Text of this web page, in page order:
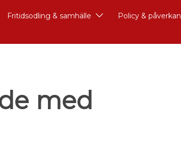
Fritidsodling & samhälle Policy & påverkan
med